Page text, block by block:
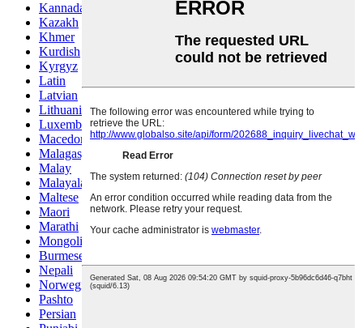
Kannada
Kazakh
Khmer
Kurdish
Kyrgyz
Latin
Latvian
Lithuanian
Luxembou..
Macedonian
Malagasy
Malay
Malayalam
Maltese
Maori
Marathi
Mongolian
Burmese
Nepali
Norwegian
Pashto
Persian